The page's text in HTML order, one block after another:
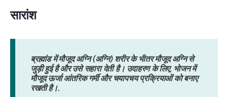
सारांश
ब्रह्मांड में मौजूद अग्नि (अग्नि) शरीर के भीतर मौजूद अग्नि से
जुड़ी हुई है और उसे सहारा देती है। उदाहरण के लिए, भोजन में
मौजूद ऊर्जा आंतरिक गर्मी और चयापचय प्रक्रियाओं को बनाए
रखती है।.